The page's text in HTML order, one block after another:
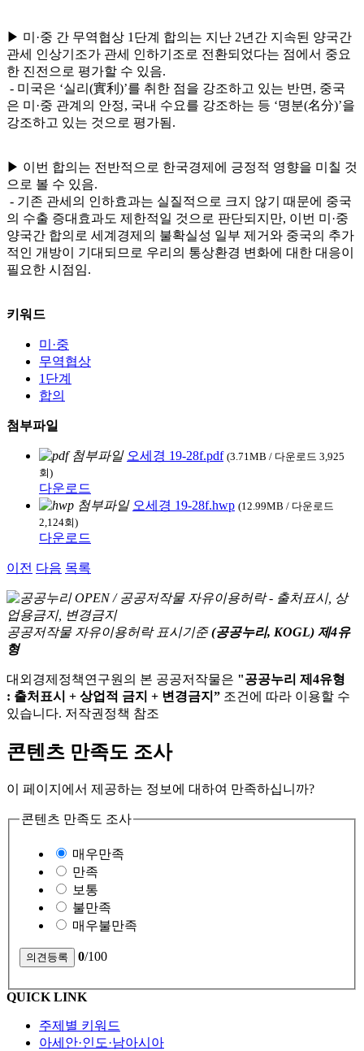
▶ 미·중 간 무역협상 1단계 합의는 지난 2년간 지속된 양국간
관세 인상기조가 관세 인하기조로 전환되었다는 점에서 중요
한 진전으로 평가할 수 있음.
- 미국은 ‘실리(實利)’를 취한 점을 강조하고 있는 반면, 중국
은 미·중 관계의 안정, 국내 수요를 강조하는 등 ‘명분(名分)’을
강조하고 있는 것으로 평가됨.
▶ 이번 합의는 전반적으로 한국경제에 긍정적 영향을 미칠 것
으로 볼 수 있음.
- 기존 관세의 인하효과는 실질적으로 크지 않기 때문에 중국
의 수출 증대효과도 제한적일 것으로 판단되지만, 이번 미·중
양국간 합의로 세계경제의 불확실성 일부 제거와 중국의 추가
적인 개방이 기대되므로 우리의 통상환경 변화에 대한 대응이
필요한 시점임.
키워드
미·중
무역협상
1단계
합의
첨부파일
오세경 19-28f.pdf (3.71MB / 다운로드 3,925
회)
다운로드
오세경 19-28f.hwp (12.99MB / 다운로드
2,124회)
다운로드
이전 다음 목록
공공저작물 자유이용허락 표시기준 (공공누리, KOGL) 제4유
형
대외경제정책연구원의 본 공공저작물은 "공공누리 제4유형
: 출처표시 + 상업적 금지 + 변경금지” 조건에 따라 이용할 수
있습니다. 저작권정책 참조
콘텐츠 만족도 조사
이 페이지에서 제공하는 정보에 대하여 만족하십니까?
콘텐츠 만족도 조사
매우만족
만족
보통
불만족
매우불만족
0/100
QUICK LINK
주제별 키워드
아세안·인도·남아시아